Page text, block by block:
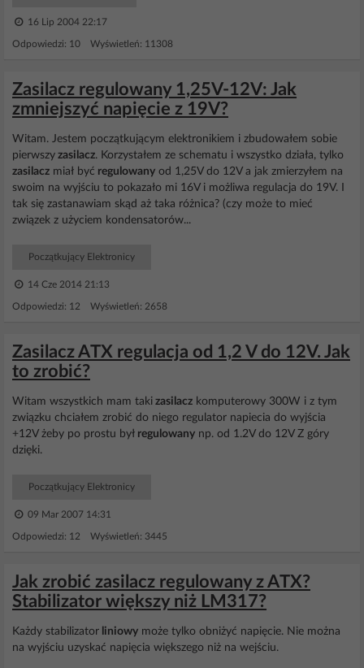
16 Lip 2004 22:17
Odpowiedzi: 10 Wyświetleń: 11308
Zasilacz regulowany 1,25V-12V: Jak
zmniejszyć napięcie z 19V?
Witam. Jestem początkującym elektronikiem i zbudowałem sobie
pierwszy zasilacz. Korzystałem ze schematu i wszystko działa, tylko
zasilacz miał być regulowany od 1,25V do 12V a jak zmierzyłem na
swoim na wyjściu to pokazało mi 16V i możliwa regulacja do 19V. I
tak się zastanawiam skąd aż taka różnica? (czy może to mieć
związek z użyciem kondensatorów...
Początkujący Elektronicy
14 Cze 2014 21:13
Odpowiedzi: 12 Wyświetleń: 2658
Zasilacz ATX regulacja od 1,2 V do 12V. Jak
to zrobić?
Witam wszystkich mam taki zasilacz komputerowy 300W i z tym
związku chciałem zrobić do niego regulator napiecia do wyjścia
+12V żeby po prostu był regulowany np. od 1.2V do 12V Z góry
dzięki.
Początkujący Elektronicy
09 Mar 2007 14:31
Odpowiedzi: 12 Wyświetleń: 3445
Jak zrobić zasilacz regulowany z ATX?
Stabilizator większy niż LM317?
Każdy stabilizator liniowy może tylko obniżyć napięcie. Nie można
na wyjściu uzyskać napięcia większego niż na wejściu.